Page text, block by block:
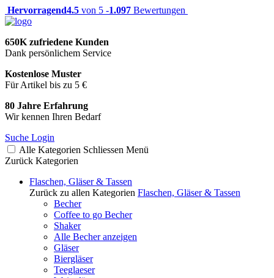
Hervorragend4.5 von 5 -1.097 Bewertungen
650K zufriedene Kunden
Dank persönlichem Service
Kostenlose Muster
Für Artikel bis zu 5 €
80 Jahre Erfahrung
Wir kennen Ihren Bedarf
Suche Login
Alle Kategorien Schliessen Menü
Zurück Kategorien
Flaschen, Gläser & Tassen
Zurück zu allen Kategorien Flaschen, Gläser & Tassen
Becher
Coffee to go Becher
Shaker
Alle Becher anzeigen
Gläser
Biergläser
Teeglaeser